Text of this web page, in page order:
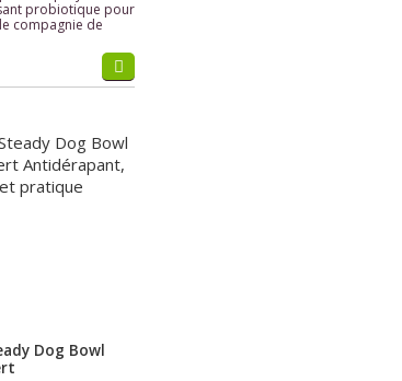
probiotique pour
compagnie de
Dog Bowl